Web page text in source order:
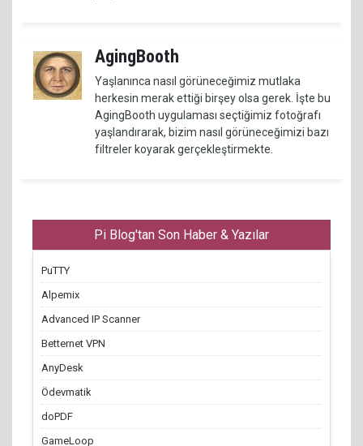
AgingBooth
Yaşlanınca nasıl görüneceğimiz mutlaka
herkesin merak ettiği birşey olsa gerek. İşte bu
AgingBooth uygulaması seçtiğimiz fotoğrafı
yaşlandırarak, bizim nasıl görüneceğimizi bazı
filtreler koyarak gerçekleştirmekte.
Pi Blog'tan Son Haber & Yazılar
PuTTY
Alpemix
Advanced IP Scanner
Betternet VPN
AnyDesk
Ödevmatik
doPDF
GameLoop